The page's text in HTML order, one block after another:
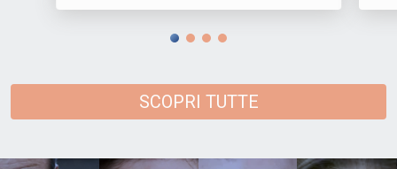
SCOPRI TUTTE